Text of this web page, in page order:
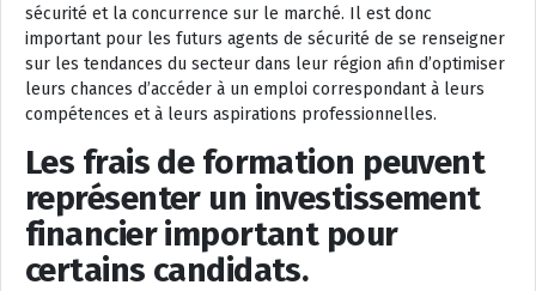
sécurité et la concurrence sur le marché. Il est donc
important pour les futurs agents de sécurité de se renseigner
sur les tendances du secteur dans leur région afin d’optimiser
leurs chances d’accéder à un emploi correspondant à leurs
compétences et à leurs aspirations professionnelles.
Les frais de formation peuvent
représenter un investissement
financier important pour
certains candidats.